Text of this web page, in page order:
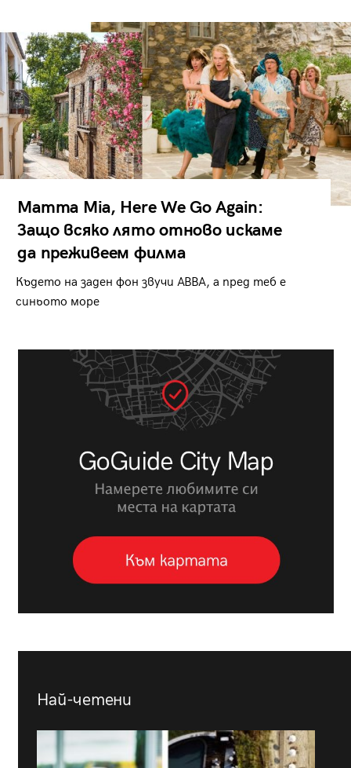
Mamma Mia, Here We Go Again:
Защо всяко лято отново искаме
да преживеем филма
Където на заден фон звучи ABBA, а пред теб е
синьото море
Най-четени